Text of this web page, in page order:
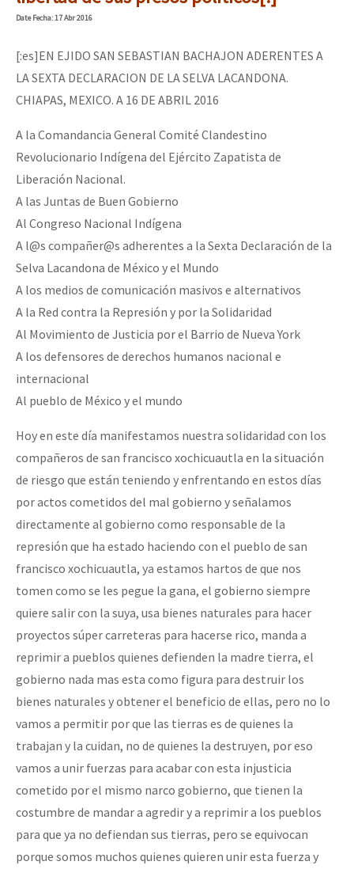
Mundo
La Sexta
AutonomÍa y Resistencia
Megaproyectos
Migración
Mujeres
Niñxs
ETIQUETAS
MULTIMEDIA
Audio
Fotorreportaje
Video
Otras secciones
Semillero Guerra contra la Humanidad. (Las poblaciones y
la naturaleza bajo asedio)
Libros para descargar
Medios Libres
COVID-19
Eventos
Contacto
Dia 1: Encontro “Guerra contra a Humanidade”
[CDMX – 20 julio] Jornadas globales por la libertad de Jesús
“Sonhando a Terra do Bem Virá” se publica no Estado Espanhol
Se o México sabe, que o mundo saiba! Nossas lutas pela
[25 abr – CDMX] Tokín por el CNI: 30 años de Resistencia y
DateFecha: 17 Abr 2016
[:es]EN EJIDO SAN SEBASTIAN BACHAJON ADERENTES A
LA SEXTA DECLARACION DE LA SELVA LACANDONA.
CHIAPAS, MEXICO. A 16 DE ABRIL 2016
A la Comandancia General Comité Clandestino
Revolucionario Indígena del Ejército Zapatista de
Liberación Nacional.
A las Juntas de Buen Gobierno
Al Congreso Nacional Indígena
A l@s compañer@s adherentes a la Sexta Declaración de la
Selva Lacandona de México y el Mundo
A los medios de comunicación masivos e alternativos
A la Red contra la Represión y por la Solidaridad
Al Movimiento de Justicia por el Barrio de Nueva York
A los defensores de derechos humanos nacional e
internacional
Al pueblo de México y el mundo
Hoy en este día manifestamos nuestra solidaridad con los
compañeros de san francisco xochicuautla en la situación
de riesgo que están teniendo y enfrentando en estos días
por actos cometidos del mal gobierno y señalamos
directamente al gobierno como responsable de la
represión que ha estado haciendo con el pueblo de san
francisco xochicuautla, ya estamos hartos de que nos
tomen como se les pegue la gana, el gobierno siempre
quiere salir con la suya, usa bienes naturales para hacer
proyectos súper carreteras para hacerse rico, manda a
reprimir a pueblos quienes defienden la madre tierra, el
gobierno nada mas esta como figura para destruir los
bienes naturales y obtener el beneficio de ellas, pero no lo
vamos a permitir por que las tierras es de quienes la
trabajan y la cuidan, no de quienes la destruyen, por eso
vamos a unir fuerzas para acabar con esta injusticia
cometido por el mismo narco gobierno, que tienen la
costumbre de mandar a agredir y a reprimir a los pueblos
para que ya no defiendan sus tierras, pero se equivocan
porque somos muchos quienes quieren unir esta fuerza y